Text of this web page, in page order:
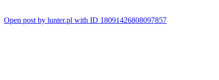
Open post by lunter.pl with ID 18091426808097857